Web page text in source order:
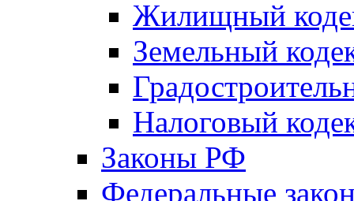
Жилищный
Земельный
Налоговый
Законы РФ
Федеральные